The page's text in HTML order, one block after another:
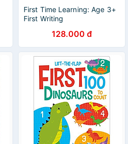
First Time Learning: Age 3+
First Writing
128.000 đ